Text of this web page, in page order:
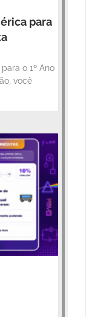
para
o 1º Ano
você